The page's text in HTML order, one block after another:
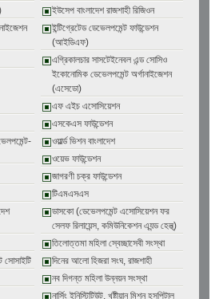
ইউসেপ বাংলাদেশ রাজশাহী রিজিওন
ইন্টিগ্রেটেড ডেভেলপমেন্ট ফাউন্ডেশন
(আইডিএফ)
এগ্রিকালচার সাসটেইনেবল এন্ড সোসিও
ইকোনোমিক ডেভেলপমেন্ট অর্গানাইজেশন
(এসেডো)
এফ এইচ এসোসিয়েশন
এসকেএস ফাউন্ডেশন
ওয়ার্ল্ড ভিশন বাংলাদেশ
ওয়েভ ফাউন্ডেশন
জাগরণী চক্র ফাউন্ডেশন
টিএমএসএস
ডাসকো (ডেভেলপমেন্ট এসোসিয়েশন ফর
সেলফ রিলায়েন্স, কমিউনিকেশন এ্যন্ড হেল্থ্)
তিলোত্তমা মহিলা স্বেচ্ছাসেবী সংস্থা
সোসাইটি
দিনের আলো হিজরা সংঘ, রাজশাহী
নব দিগন্ত মহিলা উন্নয়ন সংস্থা
নার্সিং ইনিস্টিটিউট, খৃষ্টীয়ান মিশন হসপিটাল